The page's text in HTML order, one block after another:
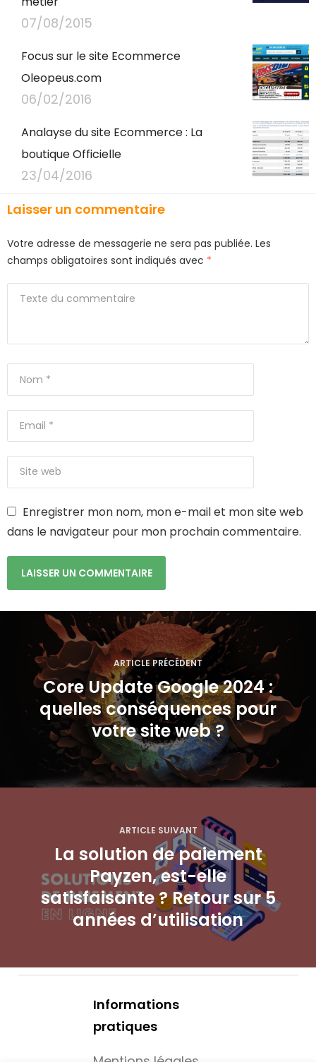
07/08/2015
Focus sur le site Ecommerce
Oleopeus.com
06/02/2016
Analayse du site Ecommerce : La
boutique Officielle
23/04/2016
Laisser un commentaire
Votre adresse de messagerie ne sera pas publiée. Les
champs obligatoires sont indiqués avec *
Enregistrer mon nom, mon e-mail et mon site web
dans le navigateur pour mon prochain commentaire.
ARTICLE PRÉCÉDENT
Core Update Google 2024 :
quelles conséquences pour
votre site web ?
ARTICLE SUIVANT
La solution de paiement
Payzen, est-elle
satisfaisante ? Retour sur 5
années d’utilisation
Informations
pratiques